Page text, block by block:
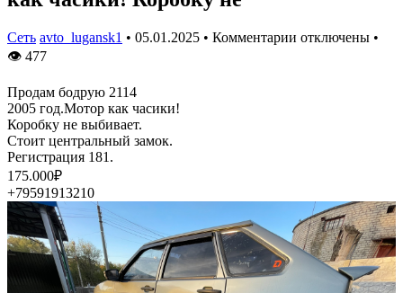
Сеть avto_lugansk1 • 05.01.2025 • Комментарии отключены •
👁 477
Продам бодрую 2114
2005 год.Мотор как часики!
Коробку не выбивает.
Стоит центральный замок.
Регистрация 181.
175.000₽
+79591913210